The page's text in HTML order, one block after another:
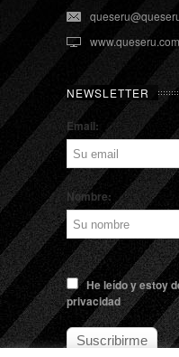
www.queseru.com
NEWSLETTER
Email:
Nombre:
He leído y estoy
privacidad